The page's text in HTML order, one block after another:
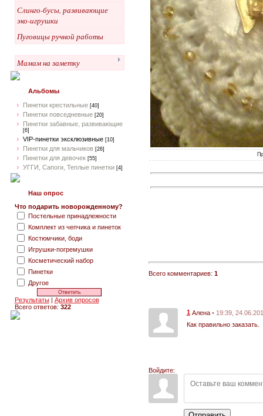
Слинго-бусы, развивающие
эко-игрушки
Пуговицы ручной работы
Мамам на заметку
Альбомы
Пинетки крестильные [40]
Пинетки повседневные [20]
Пинетки забавные, развивающие
[6]
VIP-пинетки эксклюзивные [10]
Пинетки для мальчиков [26]
Пинетки для девочек [55]
УГГИ, Сапоги, Теплые пинетки [4]
Наш опрос
Что подарить новорожденному?
Постельные принадлежности
Комплект из чепчика и пинеток
Костюмчики, боди
Игрушки-погремушки
Косметический набор
Пинетки
Другое
Результаты| Архив опросов
Всего ответов: 322
Всего комментариев: 1
1 Алена • 19:39,
Как правильно заказать.
Войдите: